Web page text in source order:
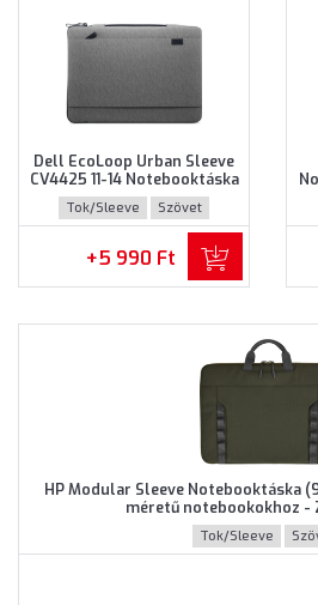
Dell EcoLoop Urban Sleeve
CV4425 11-14 Notebooktáska
(460-BDWQ) - Maximum 14"
méretű notebookokhoz,
Szürke színben
Tok/Sleeve Szövet
+5 990 Ft
HP Modular Sleeve Notebooktáska
méretű notebookokhoz -
Tok/Sleeve